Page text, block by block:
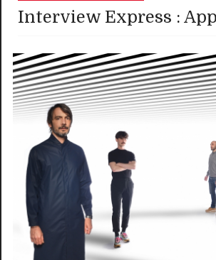
Interview Express :